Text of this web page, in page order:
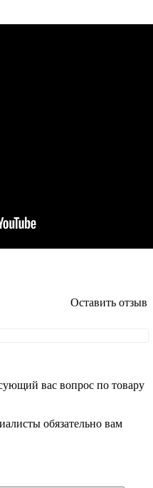
Оставить отзыв
вас вопрос по товару
обязательно вам